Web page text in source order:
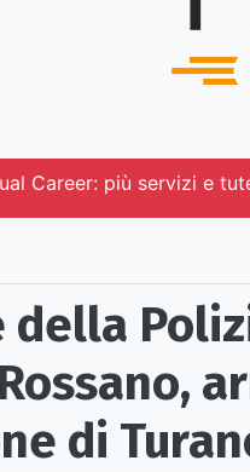
Career: più servizi e
della
di